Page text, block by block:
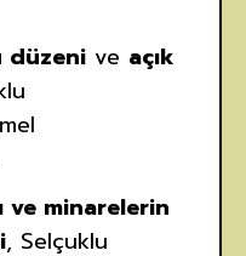
düzeni ve açık
ve minarelerin
, Selçuklu